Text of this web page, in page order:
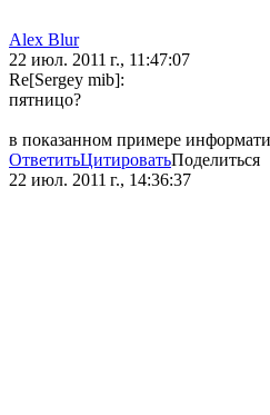
Alex Blur
22 июл. 2011 г., 11:47:07
Re[Sergey mib]:
пятницо?
в показанном примере
ОтветитьЦитироватьПоделиться
22 июл. 2011 г., 14:36:37